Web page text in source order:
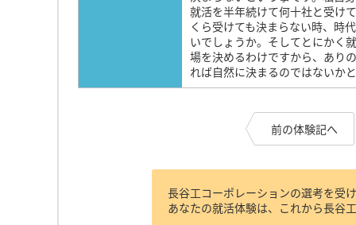
就活を半年続けて何十社と受け
くら受けても決まらない時、時
いでしょうか。そしてとにかく
場を決めるわけですから、あり
れば自然に決まるのではないか
前の体験記へ
長谷工コーポレーションの選考を受
あなたの就活体験は、これから長谷